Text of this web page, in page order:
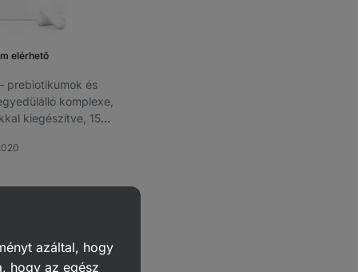
elérhető
prebiotikumok és
komplexe,
kiegészítve, 15
50 milliárd CFU-val.
azáltal, hogy
hogy az egész